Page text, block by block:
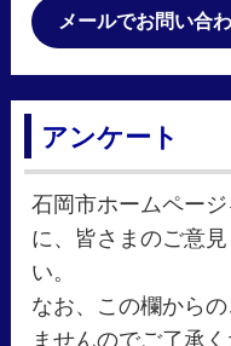
メールでお問い合
アンケート
石岡市ホームペー
に、皆さまのご意
い。
なお、この欄から
ませんのでご了承く